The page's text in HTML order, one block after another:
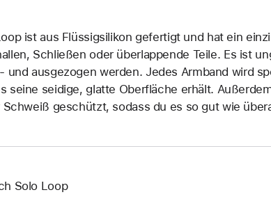
ist aus Flüssigsilikon gefertigt und hat ein
Schließen oder überlappende Teile. Es ist
und ausgezogen werden. Jedes Armband wird
seine seidige, glatte Oberfläche erhält.
Schweiß geschützt, sodass du es so gut wie
Solo Loop